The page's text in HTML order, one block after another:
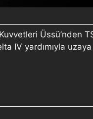
Üssü’nden
IV yardımıyla uzaya